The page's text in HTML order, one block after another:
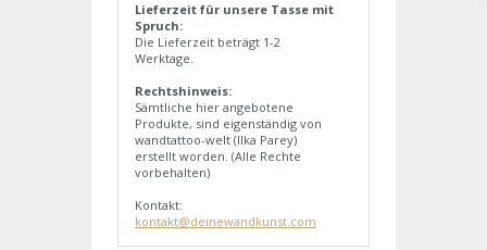
Lieferzeit für unsere Tasse mit
Spruch:
Die Lieferzeit beträgt 1-2
Werktage.
Rechtshinweis:
Sämtliche hier angebotene
Produkte, sind eigenständig von
wandtattoo-welt (Ilka Parey)
erstellt worden. (Alle Rechte
vorbehalten)
Kontakt:
kontakt@deinewandkunst.com